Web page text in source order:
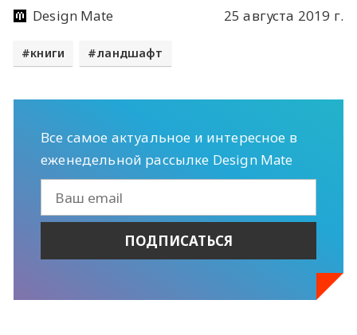
Design Mate
25 августа 2019 г.
книги ландшафт
Все самое актуальное и интересное в
еженедельной рассылке Design Mate